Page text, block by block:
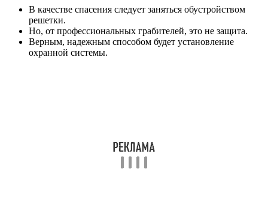
В качестве спасения следует заняться обустройством
решетки.
Но, от профессиональных грабителей, это не защита.
Верным, надежным способом будет установление
охранной системы.